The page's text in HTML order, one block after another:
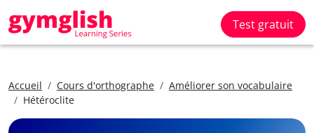
Test gratuit
Accueil Cours d'orthographe
Améliorer son vocabulaire
Hétéroclite